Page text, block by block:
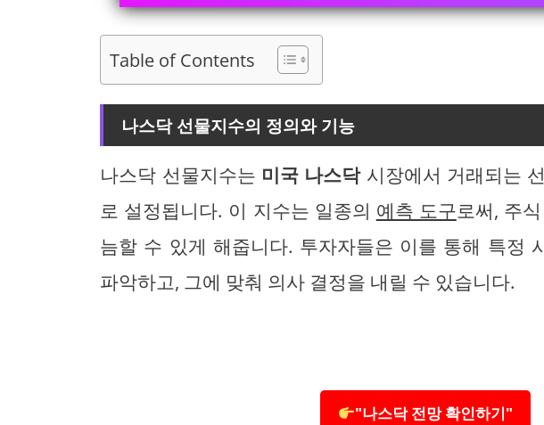
Table of Contents
나스닥 선물지수의 정의와 기능
나스닥 선물지수는 미국 나스닥시장에서 거래되는
로 설정됩니다. 이 지수는 일종의 예측 도구로써, 주
늠할 수 있게 해줍니다. 투자자들은 이를 통해 특정
파악하고, 그에 맞춰 의사 결정을 내릴 수 있습니다.
"나스닥 전망 확인하기"